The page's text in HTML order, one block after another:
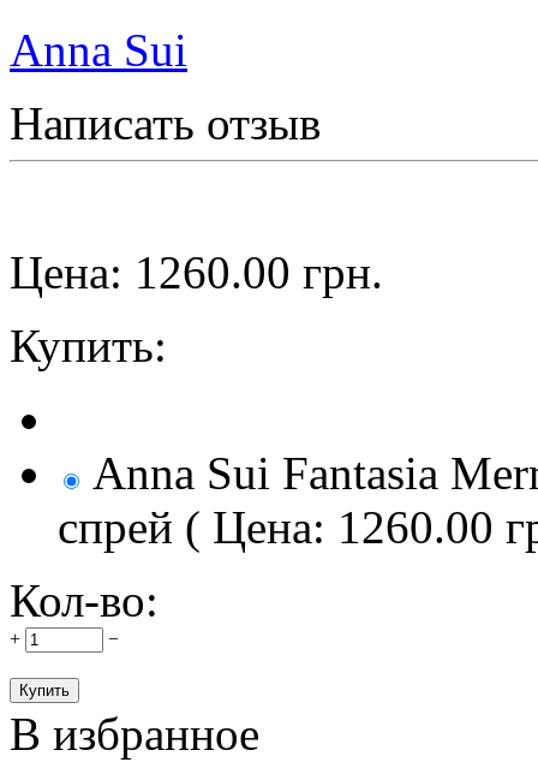
Anna Sui
Написать отзыв
Цена: 1260.00 грн.
Купить:
Anna Sui Fantasia
спрей ( Цена: 1260.00
Кол-во:
+ −
В избранное